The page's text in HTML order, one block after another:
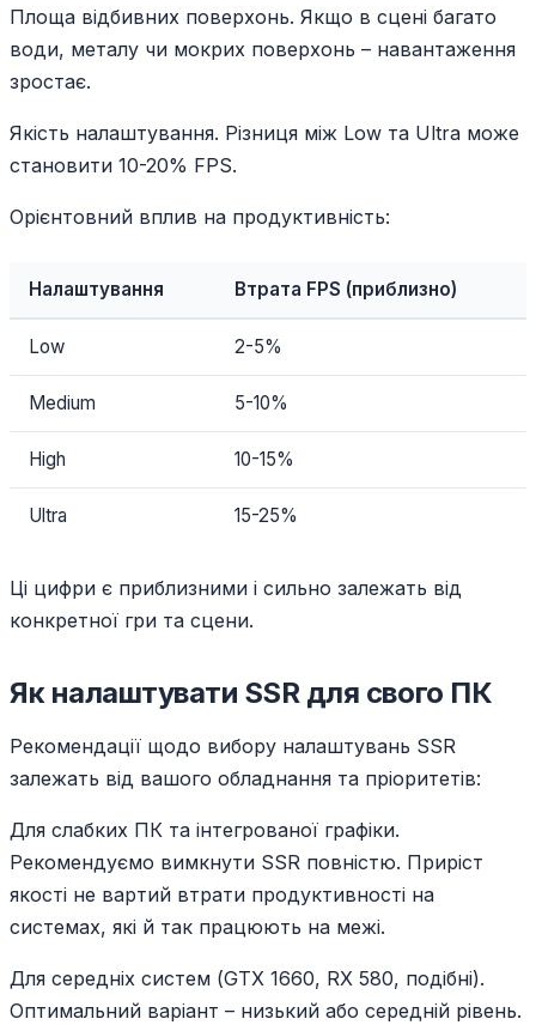
Площа відбивних поверхонь. Якщо в сцені багато
води, металу чи мокрих поверхонь – навантаження
зростає.
Якість налаштування. Різниця між Low та Ultra може
становити 10-20% FPS.
Орієнтовний вплив на продуктивність:
Налаштування Втрата FPS (приблизно)
Low 2-5%
Medium 5-10%
High 10-15%
Ultra 15-25%
Ці цифри є приблизними і сильно залежать від
конкретної гри та сцени.
Як налаштувати SSR для свого ПК
Рекомендації щодо вибору налаштувань SSR
залежать від вашого обладнання та пріоритетів:
Для слабких ПК та інтегрованої графіки.
Рекомендуємо вимкнути SSR повністю. Приріст
якості не вартий втрати продуктивності на
системах, які й так працюють на межі.
Для середніх систем (GTX 1660, RX 580, подібні).
Оптимальний варіант – низький або середній рівень.